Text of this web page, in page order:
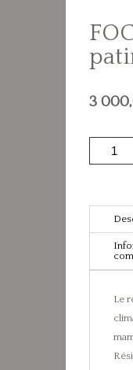
3
quantité
patiné)
Le